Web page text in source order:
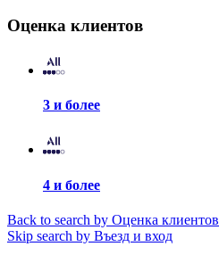
Оценка клиентов
3 и более
4 и более
Back to search by Оценка клиентов
Skip search by Въезд и вход